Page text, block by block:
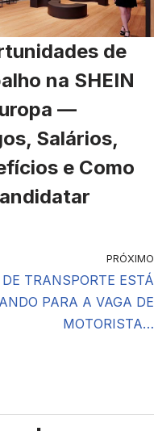
de
na SHEIN
—
Salários,
e Como
PRÓXIMO
TRANSPORTE ESTÁ
PARA A VAGA DE
MOTORISTA…